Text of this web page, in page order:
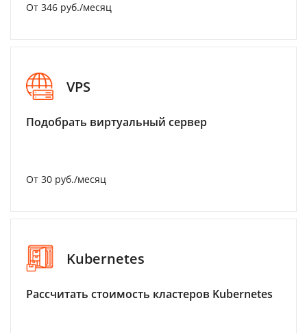
От 346 руб./месяц
VPS
Подобрать виртуальный сервер
От 30 руб./месяц
Kubernetes
Рассчитать стоимость кластеров Kubernetes